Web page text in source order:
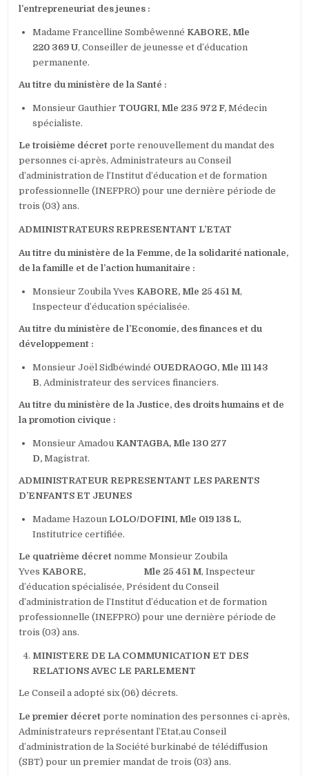
l’entrepreneuriat des jeunes :
Madame Francelline SombêwennéKABORE, Mle
220 369 U, Conseiller de jeunesse et d’éducation
permanente.
Au titre du ministère de la Santé :
Monsieur Gauthier TOUGRI, Mle 235 972 F, Médecin
spécialiste.
Le troisième décret porte renouvellement du mandat des
personnes ci-après, Administrateurs au Conseil
d’administration de l’Institut d’éducation et de formation
professionnelle (INEFPRO) pour une dernière période de
trois (03) ans.
ADMINISTRATEURS REPRESENTANT L’ETAT
Au titre du ministère de la Femme, de la solidarité nationale,
de la famille et de l’action humanitaire :
Monsieur Zoubila YvesKABORE, Mle 25 451 M,
Inspecteur d’éducation spécialisée.
Au titre du ministère de l’Economie, des finances et du
développement :
Monsieur Joël Sidbéwindé OUEDRAOGO, Mle 111 143
B, Administrateur des services financiers.
Au titre du ministère de la Justice, des droits humains et de
la promotion civique :
Monsieur AmadouKANTAGBA, Mle 130 277
D, Magistrat.
ADMINISTRATEUR REPRESENTANT LES PARENTS
D’ENFANTS ET JEUNES
Madame HazounLOLO/DOFINI, Mle 019 138 L,
Institutrice certifiée.
Le quatrième décret nomme Monsieur Zoubila
YvesKABORE, Mle 25 451 M, Inspecteur
d’éducation spécialisée, Président du Conseil
d’administration de l’Institut d’éducation et de formation
professionnelle (INEFPRO) pour une dernière période de
trois (03) ans.
MINISTERE DE LA COMMUNICATION ET DES
RELATIONS AVEC LE PARLEMENT
Le Conseil a adopté six (06) décrets.
Le premier décret porte nomination des personnes ci-après,
Administrateurs représentant l’Etat,au Conseil
d’administration de la Société burkinabé de télédiffusion
(SBT) pour un premier mandat de trois (03) ans.